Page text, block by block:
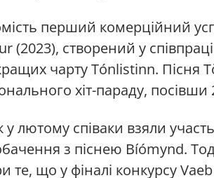
перший комерційний
(2023), створений у
чарту Tónlistinn. Пісня
хіт-параду,
у лютому співаки взяли
з піснею Bíómynd.
те, що у фіналі конкурсу